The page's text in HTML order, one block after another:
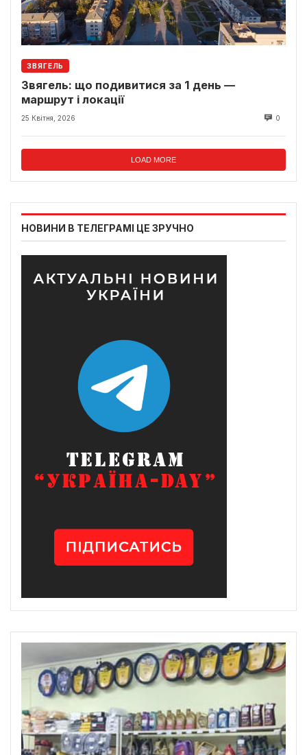
ЗВЯГЕЛЬ
Звягель: що подивитися за 1 день —
маршрут і локації
25 Квітня, 2026 0
LOAD MORE
НОВИНИ В ТЕЛЕГРАМІ ЦЕ ЗРУЧНО